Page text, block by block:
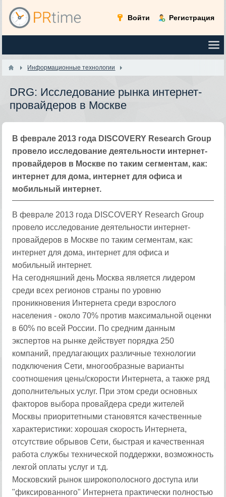
Войти Регистрация
Информационные технологии
DRG: Исследование рынка интернет-
провайдеров в Москве
В феврале 2013 года DISCOVERY Research Group
провело исследование деятельности интернет-
провайдеров в Москве по таким сегментам, как:
интернет для дома, интернет для офиса и
мобильный интернет.
В феврале 2013 года DISCOVERY Research Group
провело исследование деятельности интернет-
провайдеров в Москве по таким сегментам, как:
интернет для дома, интернет для офиса и
мобильный интернет.
На сегодняшний день Москва является лидером
среди всех регионов страны по уровню
проникновения Интернета среди взрослого
населения - около 70% против максимальной оценки
в 60% по всей России. По средним данным
экспертов на рынке действует порядка 250
компаний, предлагающих различные технологии
подключения Сети, многообразные варианты
соотношения цены/скорости Интернета, а также ряд
дополнительных услуг. При этом среди основных
факторов выбора провайдера среди жителей
Москвы приоритетными становятся качественные
характеристики: хорошая скорость Интернета,
отсутствие обрывов Сети, быстрая и качественная
работа службы технической поддержки, возможность
лекгой оплаты услуг и т.д.
Московский рынок широкополосного доступа или
"фиксированного" Интернета практически полностью